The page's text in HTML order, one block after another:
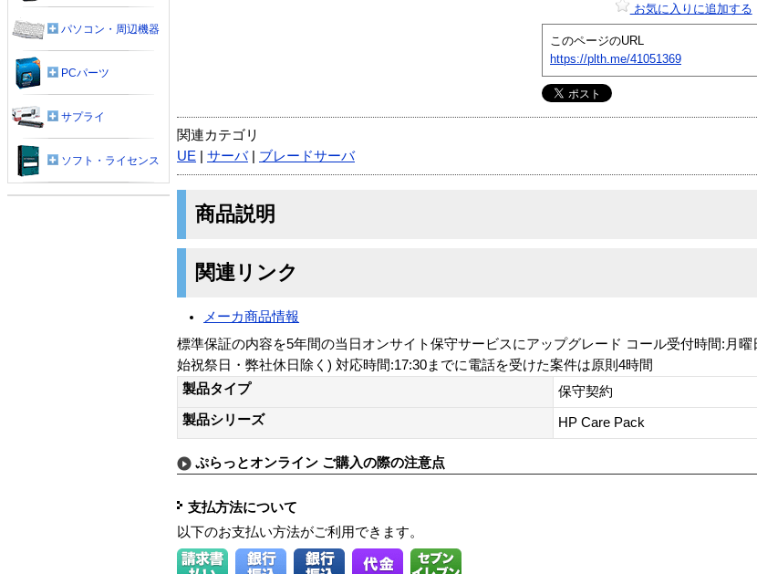
お気に入りに追加する
このページのURL
https://plth.me/41051369
関連カテゴリ
UE
サーバ| ブレードサーバ
商品説明
関連リンク
メーカ商品情報
標準保証の内容を5年間の当日オンサイト保守サービスにアップグレード コール受付時間:月
始祝祭日・弊社休日除く) 対応時間:17:30までに電話を受けた案件は原則4時間
製品タイプ
保守契約
製品シリーズ
HP Care Pack
ぷらっとオンライン ご購入の際の注意点
支払方法について
以下のお支払い方法がご利用できます。
パソコン・周辺機器
PCパーツ
サプライ
ソフト・ライセンス